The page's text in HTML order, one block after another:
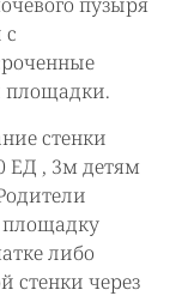
с
площадки.
стенки
ЕД , 3м детям
площадку
либо
стенки через